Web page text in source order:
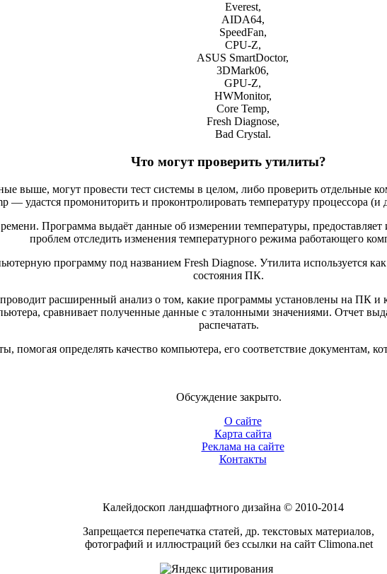
Everest,
AIDA64,
SpeedFan,
CPU-Z,
ASUS SmartDoctor,
3DMark06,
GPU-Z,
HWMonitor,
Core Temp,
Fresh Diagnose,
Bad Crystal.
Что могут проверить утилиты?
выше, могут провести тест системы в целом, либо проверить отдельные
— удастся промониторить и проконтролировать температуру процессора (и
Программа выдаёт данные об измерении температуры,
проблем отследить изменения температурного режима работающего
программу под названием Fresh Diagnose. Утилита используется
состояния ПК.
расширенный анализ о том, какие программы установлены на ПК и
сравнивает полученные данные с эталонными значениями. Отчет
распечатать.
помогая определять качество компьютера, его соответствие документам,
Обсуждение закрыто.
О сайте
Карта сайта
Реклама на сайте
Контакты
Калейдоскоп ландшафтного дизайна © 2010-2014
Запрещается перепечатка статей, др. текстовых материалов,
фотографий и иллюстраций без ссылки на сайт Climona.net